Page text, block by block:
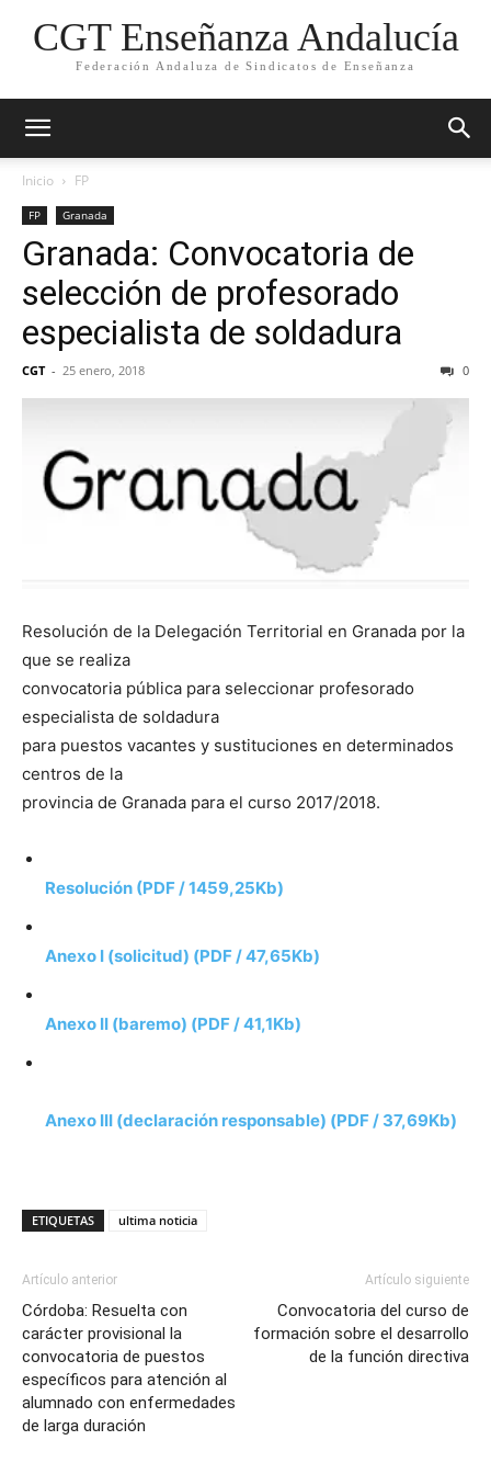
CGT Enseñanza Andalucía
Federación Andaluza de Sindicatos de Enseñanza
Inicio FP
FP Granada
Granada: Convocatoria de
selección de profesorado
especialista de soldadura
CGT - 25 enero, 2018 0
Resolución de la Delegación Territorial en Granada por la
que se realiza
convocatoria pública para seleccionar profesorado
especialista de soldadura
para puestos vacantes y sustituciones en determinados
centros de la
provincia de Granada para el curso 2017/2018.
Resolución (PDF / 1459,25Kb)
Anexo I (solicitud) (PDF / 47,65Kb)
Anexo II (baremo) (PDF / 41,1Kb)
Anexo III (declaración responsable) (PDF / 37,69Kb)
ETIQUETAS ultima noticia
Artículo anterior
Córdoba: Resuelta con
carácter provisional la
convocatoria de puestos
específicos para atención al
alumnado con enfermedades
de larga duración
Artículo siguiente
Convocatoria del curso de
formación sobre el desarrollo
de la función directiva